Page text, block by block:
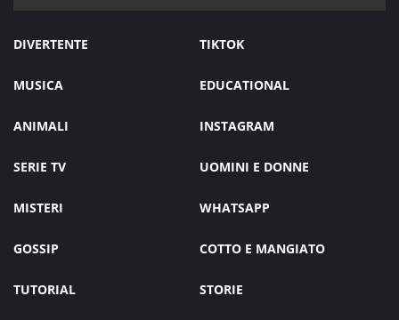
DIVERTENTE TIKTOK
MUSICA EDUCATIONAL
ANIMALI INSTAGRAM
SERIE TV UOMINI E DONNE
MISTERI WHATSAPP
GOSSIP COTTO E MANGIATO
TUTORIAL STORIE